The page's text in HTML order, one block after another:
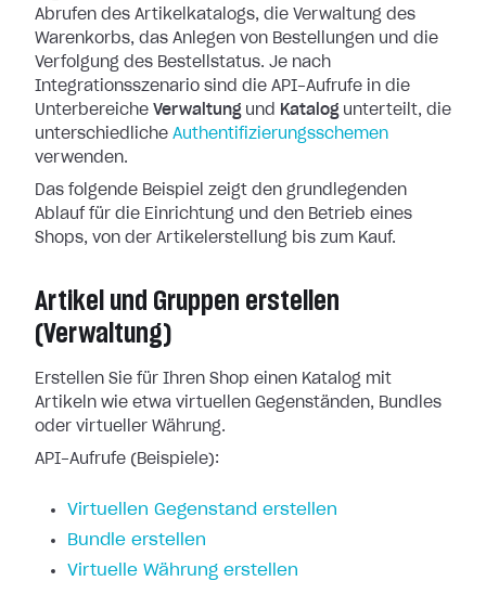
Abrufen des Artikelkatalogs, die Verwaltung des
Warenkorbs, das Anlegen von Bestellungen und die
Verfolgung des Bestellstatus. Je nach
Integrationsszenario sind die API-Aufrufe in die
Unterbereiche Verwaltung und Katalog unterteilt, die
unterschiedliche Authentifizierungsschemen
verwenden.
Das folgende Beispiel zeigt den grundlegenden
Ablauf für die Einrichtung und den Betrieb eines
Shops, von der Artikelerstellung bis zum Kauf.
Artikel und Gruppen erstellen
(Verwaltung)
Erstellen Sie für Ihren Shop einen Katalog mit
Artikeln wie etwa virtuellen Gegenständen, Bundles
oder virtueller Währung.
API-Aufrufe (Beispiele):
Virtuellen Gegenstand erstellen
Bundle erstellen
Virtuelle Währung erstellen